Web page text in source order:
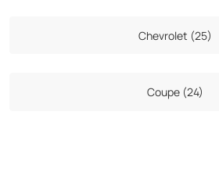
Chevrolet (25)
Coupe (24)